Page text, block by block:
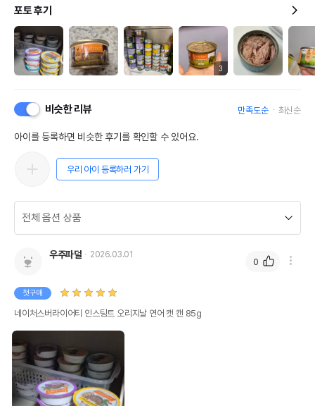
포토 후기
3
비슷한 리뷰 만족도순 최신순
아이를 등록하면 비슷한 후기를 확인할 수 있어요.
우리 아이 등록하러 가기
우주파덜 2026.03.01
첫구매
네이처스버라이어티 인스팅트 오리지날 연어 캣 캔 85g
0